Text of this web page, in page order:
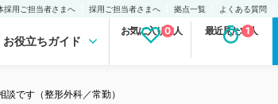
採用ご担当者さまへ 採用ご担当者さまへ 拠点一覧 よくある質問
お役立ちガイド
お気に入り求人
0 最近見た求人
1
です（整形外科／常勤）